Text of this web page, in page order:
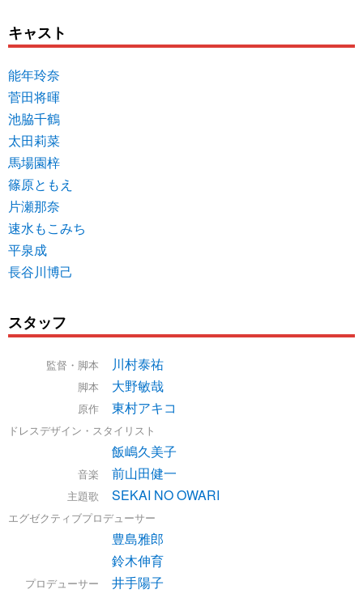
キャスト
能年玲奈
菅田将暉
池脇千鶴
太田莉菜
馬場園梓
篠原ともえ
片瀬那奈
速水もこみち
平泉成
長谷川博己
スタッフ
監督・脚本 川村泰祐
脚本 大野敏哉
原作 東村アキコ
ドレスデザイン・スタイリスト
飯嶋久美子
音楽 前山田健一
主題歌 SEKAI NO OWARI
エグゼクティブプロデューサー
豊島雅郎
鈴木伸育
プロデューサー
井手陽子